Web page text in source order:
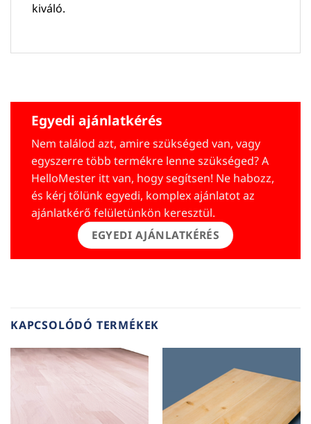
kiváló.
Egyedi ajánlatkérés
Nem találod azt, amire szükséged van, vagy
egyszerre több termékre lenne szükséged? A
HelloMester itt van, hogy segítsen! Ne habozz,
és kérj tőlünk egyedi, komplex ajánlatot az
ajánlatkérő felületünkön keresztül.
EGYEDI AJÁNLATKÉRÉS
KAPCSOLÓDÓ TERMÉKEK